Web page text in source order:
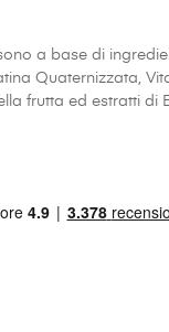
a base di
Quaternizzata,
frutta ed estratti di